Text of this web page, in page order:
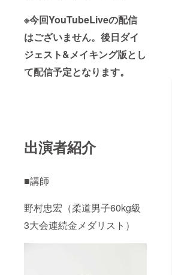
※今回YouTubeLiveの配信
はございません。後日ダイ
ジェスト&メイキング版とし
て配信予定となります。
出演者紹介
■講師
野村忠宏（柔道男子60kg級
3大会連続金メダリスト）